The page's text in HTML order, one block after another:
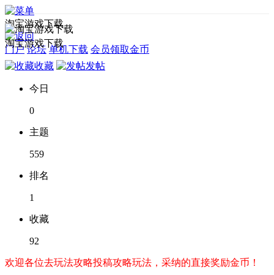
淘宝游戏下载
门户 论坛 单机下载 会员领取金币
淘宝游戏下载
收藏 发帖
今日
0
主题
559
排名
1
收藏
92
欢迎各位去玩法攻略投稿攻略玩法，采纳的直接奖励金币！